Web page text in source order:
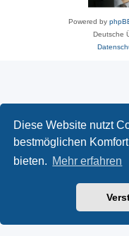
Diese Website nutzt
bestmöglichen
bieten. Mehr erfahren
Powered by
Deutsche